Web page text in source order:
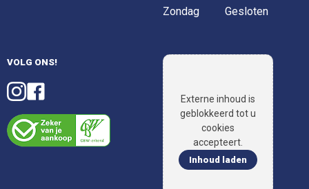
Zondag
Gesloten
VOLG ONS!
Externe inhoud is
geblokkeerd tot u
cookies
accepteert.
Inhoud laden